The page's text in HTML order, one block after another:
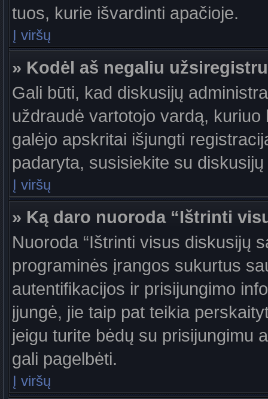
tuos, kurie išvardinti apačioje.
Į viršų
» Kodėl aš negaliu
Gali būti, kad diskusijų
uždraudė vartotojo vardą,
galėjo apskritai išjungti
padaryta, susisiekite su
Į viršų
» Ką daro nuoroda “Ištrinti
Nuoroda “Ištrinti visus diskusijų
programinės įrangos sukurtus
autentifikacijos ir prisijungimo
įjungė, jie taip pat teikia
jeigu turite bėdų su prisijungimu
gali pagelbėti.
Į viršų